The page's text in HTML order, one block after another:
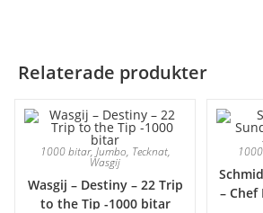
Relaterade produkter
1000 bitar, Jumbo, Tecknat,
Wasgij
Wasgij – Destiny – 22 Trip
to the Tip -1000 bitar
– Chef